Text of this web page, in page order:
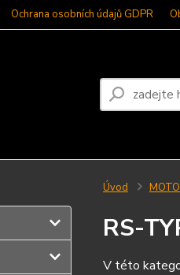
Ochrana osobních údajů GDPR
Úvod
RS-
V této